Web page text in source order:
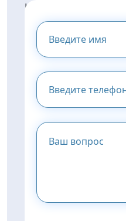
НАПИШИТЕ НАМ И МЫ
ПРЕДОСТАВИМ ВАМ
КОНСУЛЬТАЦИЮ